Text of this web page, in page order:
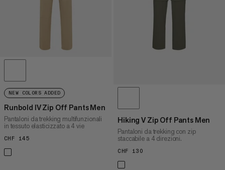
COSA C'È DI NUOVO
NEW COLORS ADDED
Runbold IV Zip Off Pants Men
Pantaloni da trekking multifunzionali
in tessuto elasticizzato a 4 vie
CHF 145
Hiking V Zip Off Pants Men
Pantaloni da trekking con zip
staccabile a 4 direzioni.
CHF 130